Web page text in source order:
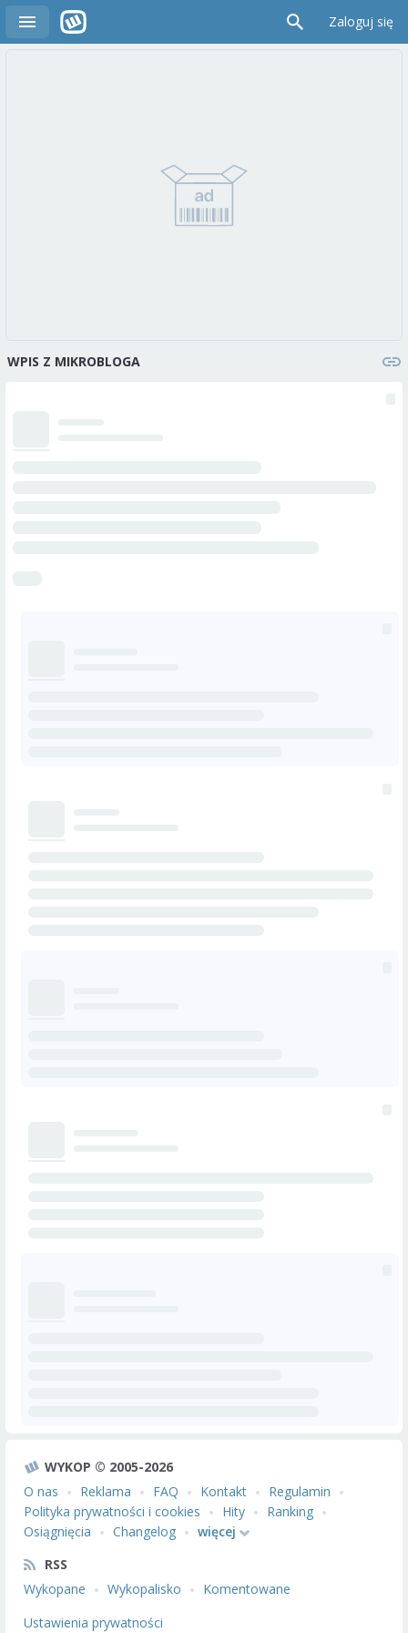
Zaloguj się
WPIS Z MIKROBLOGA
WYKOP © 2005-2026
O nas
Reklama FAQ Kontakt
Regulamin
Polityka prywatności i cookies
Hity
Ranking
Osiągnięcia
Changelog
więcej
RSS
Wykopane
Wykopalisko
Komentowane
Ustawienia prywatności